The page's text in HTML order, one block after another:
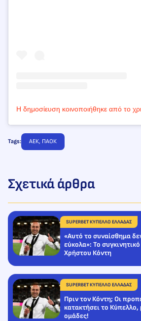
Tags: ΑΕΚ, ΠΑΟΚ
Σχετικά άρθρα
SUPERBET ΚΥΠΕΛΛΟ ΕΛΛΑΔΑΣ
«Αυτό το συναίσθημα
εύκολα»: Το
Χρήστου Κόντη
SUPERBET ΚΥΠΕΛΛΟ ΕΛΛΑΔΑΣ
Πριν τον Κόντη; Οι
κατακτήσει το Κύπελλο,
ομάδες!